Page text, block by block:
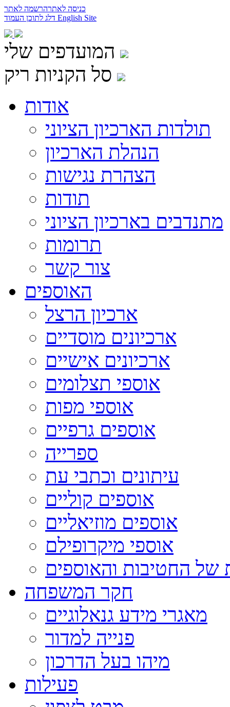
כניסה לאתרהרשמה לאתר
English Site
המועדפים שלי
סל הקניות ריק
אודות
תולדות הארכיון הציוני
הנהלת הארכיון
הצהרת נגישות
תודות
מתנדבים בארכיון הציוני
תרומות
צור קשר
האוספים
ארכיון הרצל
ארכיונים מוסדיים
ארכיונים אישיים
אוספי תצלומים
אוספי מפות
אוספים גרפיים
ספרייה
עיתונים וכתבי עת
אוספים קוליים
אוספים מוזיאליים
אוספי מיקרופילם
של החטיבות והאוספים
חקר המשפחה
מאגרי מידע גנאלוגיים
פנייה למדור
מיהו בעל הדרכון
פעילות